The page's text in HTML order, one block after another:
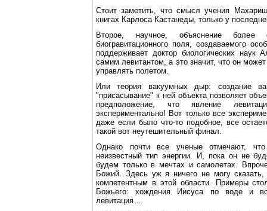
Стоит заметить, что смысл учения
книгах Карлоса Кастанеды, только у
Второе, научное, объяснение более
биогравитационного поля, создаваемого
поддерживает доктор биологических наук
самим левитантом, а это значит, что он
управлять полетом.
Или теория вакуумных дыр: создание
"присасывание" к ней объекта позволяет
предположение, что явление
экспериментально! Вот только все
даже если было что-то подобное, все
такой вот неутешительный финал.
Однако почти все ученые отмечают,
неизвестный тип энергии. И, пока он не
будем только в мечтах и самолетах.
Божий. Здесь уж я ничего не могу
компетентным в этой области. Примеры
Божьего: хождения Иисуса по воде и
левитация…